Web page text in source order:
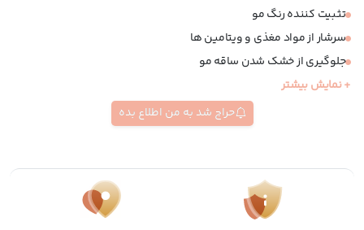
تثبیت کننده رنگ مو
سرشار از مواد مغذی و ویتامین ها
جلوگیری از خشک شدن ساقه مو
تسکین دهنده التهاب و خارش کف سر
مناسب استفاده روزانه
+ نمایش بیشتر
حراج شد به من اطلاع بده